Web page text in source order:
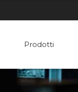
Prodotti